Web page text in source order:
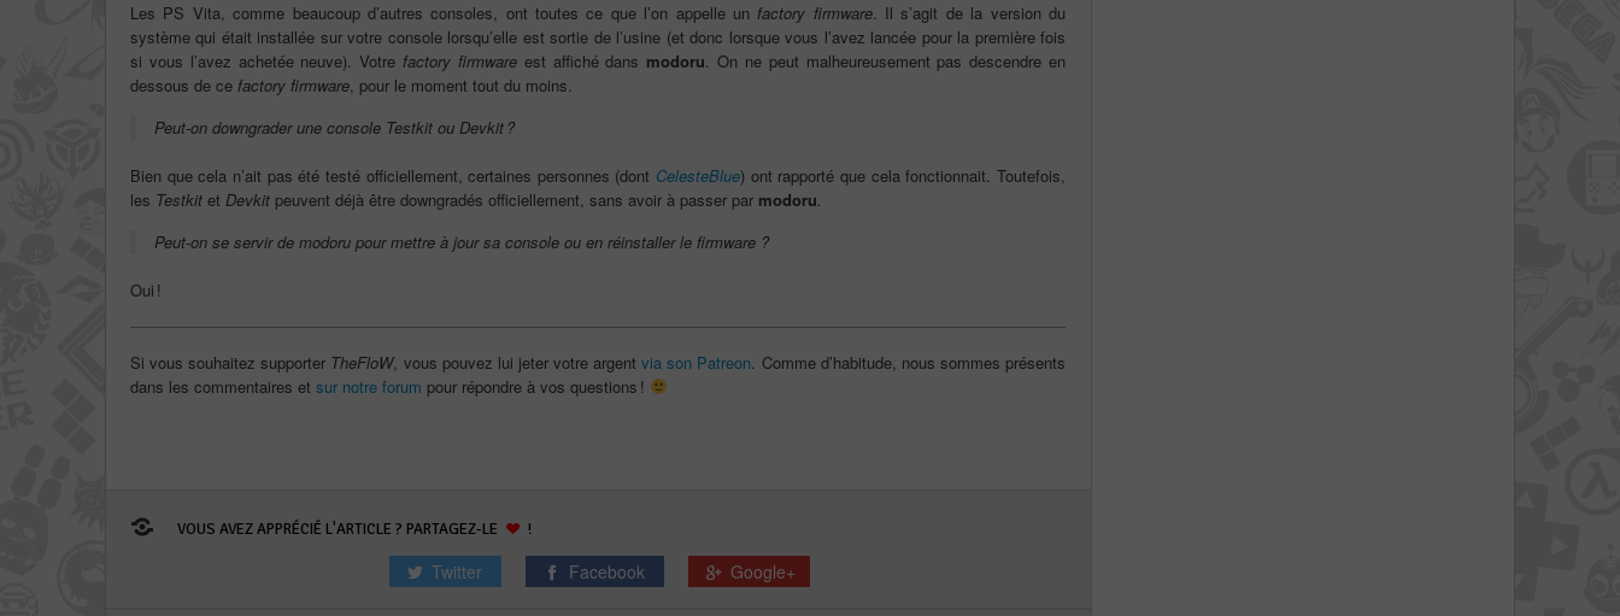
Les PS Vita, comme beaucoup d’autres consoles, ont toutes ce que l’on appelle unfactory firmware. Il s’agit de la version du
système qui était installée sur votre console lorsqu’elle est sortie de l’usine (et donc lorsque vous l’avez lancée pour la première fois
si vous l’avez achetée neuve). Votre factory firmwareest affiché dans modoru. On ne peut malheureusement pas descendre en
dessous de ce factory firmware, pour le moment tout du moins.
Peut-on downgraderune console Testkit ou Devkit ?
Bien que cela n’ait pas été testé officiellement, certaines personnes (dont CelesteBlue) ont rapporté que cela fonctionnait. Toutefois,
les Testkit et Devkit peuvent déjà être downgradés officiellement, sans avoir à passer par modoru.
Peut-on se servir de modoru pour mettre à jour sa console ou en réinstaller le firmware ?
Oui !
Si vous souhaitez supporter TheFloW, vous pouvez lui jeter votre argentvia son Patreon. Comme d’habitude, nous sommes présents
dans les commentaires et sur notre forum pour répondre à vos questions !
VOUS AVEZ APPRÉCIÉ L'ARTICLE ? PARTAGEZ-LE !
Twitter Facebook Google+